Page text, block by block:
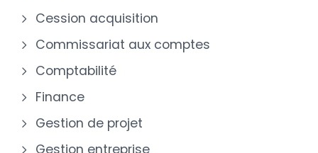
Cession acquisition
Commissariat aux comptes
Comptabilité
Finance
Gestion de projet
Gestion entreprise